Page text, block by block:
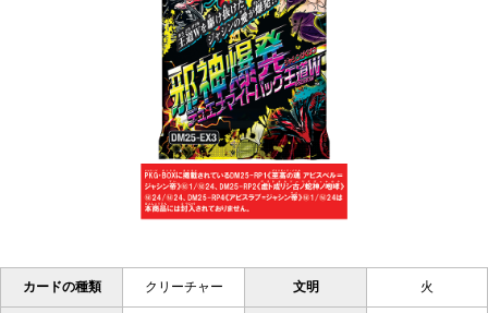
カードの種類 クリーチャー 文明 火